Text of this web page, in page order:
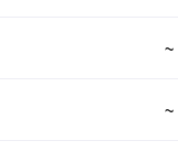
~
~